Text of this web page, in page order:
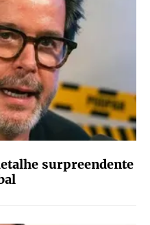
surpreendente